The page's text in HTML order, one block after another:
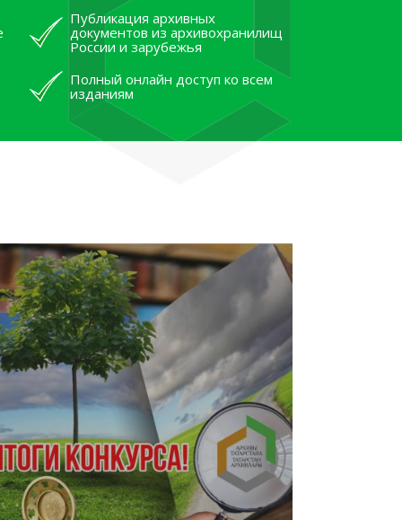
Публикация архивных
документов из архивохранилищ
России и зарубежья
Полный онлайн доступ ко всем
изданиям
рассказали об архивных